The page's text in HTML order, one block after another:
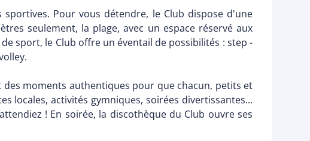
Pour vous détendre, le Club dispose d'une
seulement, la plage, avec un espace réservé aux
sport, le Club offre un éventail de possibilités : step -
moments authentiques pour que chacun, petits et
locales, activités gymniques, soirées divertissantes...
! En soirée, la discothèque du Club ouvre ses